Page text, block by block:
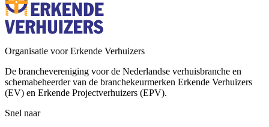
Organisatie voor Erkende Verhuizers
De branchevereniging voor de Nederlandse verhuisbranche en
schemabeheerder van de branchekeurmerken Erkende Verhuizers
(EV) en Erkende Projectverhuizers (EPV).
Snel naar